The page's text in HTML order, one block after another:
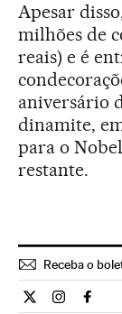
Apesar
milhões de
reais) e é
aniversário
dinamite,
para o
restante.
Receba o
Economia El
Economia